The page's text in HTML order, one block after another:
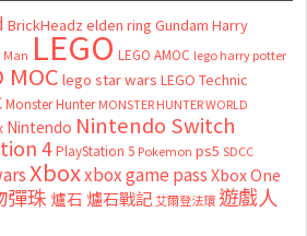
BrickHeadz elden ring Gundam Harry
Man LEGO LEGO AMOC lego harry potter
MOC lego star wars LEGO Technic
Monster Hunter MONSTER HUNTER WORLD
Nintendo Nintendo Switch
4 PlayStation 5 Pokemon ps5 SDCC
Xboxxbox game passXbox One
彈珠 爐石 爐石戰記艾爾登法環 遊戲人